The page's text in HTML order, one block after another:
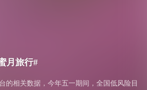
月旅行#
的相关数据，今年五一期间，全国低风险目